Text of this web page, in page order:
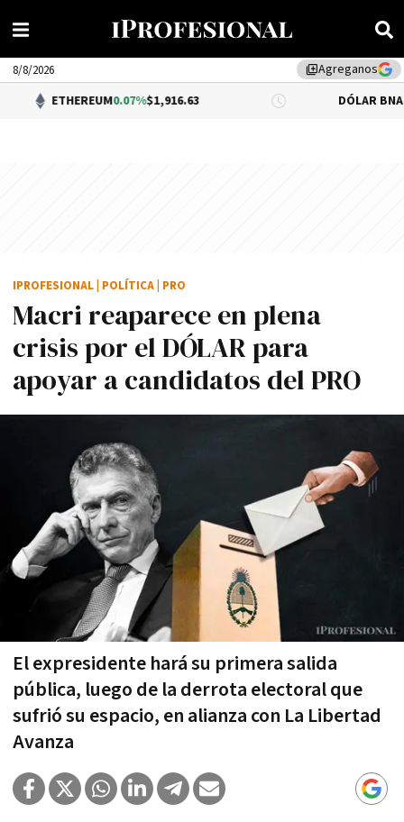
library_addAgreganos
8/8/2026
0.07%$1,916.63 DÓLAR BNA $1,520.00
Macri reaparece en plena
crisis por el DÓLAR para
apoyar a candidatos del PRO
El expresidente hará su primera salida
pública, luego de la derrota electoral que
sufrió su espacio, en alianza con La Libertad
Avanza
IPROFESIONAL POLÍTICA PRO